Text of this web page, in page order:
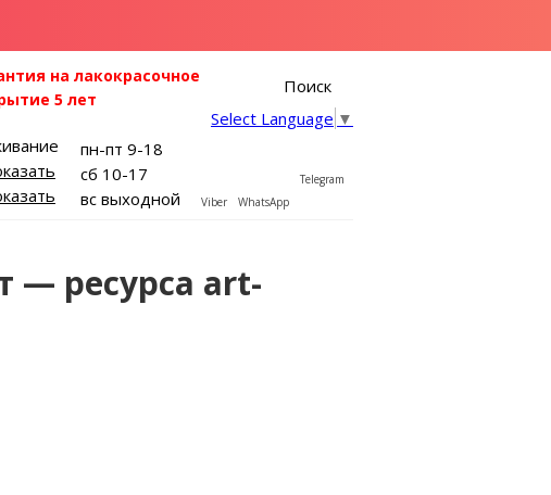
Поиск
Select Language ▼
03
04
пн-пт 9-18
сб 10-17
вс выходной
на лакокрасочное
5 лет
Viber WhatsApp
Telegram
— ресурса art-